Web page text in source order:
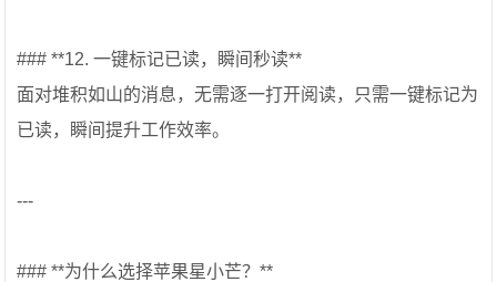
### **12. 一键标记已读，瞬间秒读**
面对堆积如山的消息，无需逐一打开阅读，只需一键标记为
已读，瞬间提升工作效率。
---
### **为什么选择苹果星小芒？**